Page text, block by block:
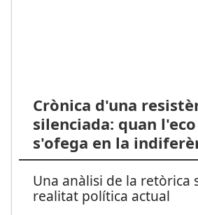
Crònica d'una
silenciada: quan
s'ofega en la
Una anàlisi de la retòrica
realitat política actual